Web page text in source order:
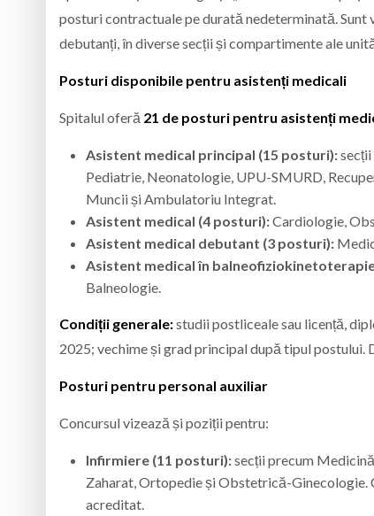
posturi contractuale pe durată nedeterminată.
debutanți, în diverse secții și compartimente ale
Posturi disponibile pentru asistenți medicali
Spitalul oferă 21 de posturi pentru asistenți
Asistent medical principal (15 posturi):
Pediatrie, Neonatologie, UPU-SMURD,
Muncii și Ambulatoriu Integrat.
Asistent medical (4 posturi):Cardiologie,
Asistent medical debutant (3 posturi):
Asistent medical în
Balneologie.
Condiții generale:studii postliceale sau licență,
2025; vechime și grad principal după tipul postului.
Posturi pentru personal auxiliar
Concursul vizează și poziții pentru:
Infirmiere (11 posturi):secții precum
Zaharat, Ortopedie și Obstetrică-Ginecologie.
acreditat.